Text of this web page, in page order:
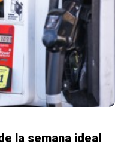
la semana ideal